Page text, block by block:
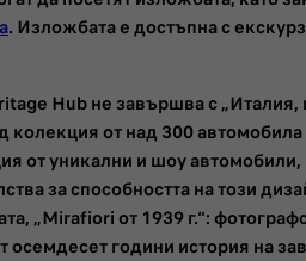
. Изложбата е достъпнa с
Hub не завършва с
колекция от над 300
от уникални и шоу
за способността на този
„Mirafiori от 1939 г.“:
години история на